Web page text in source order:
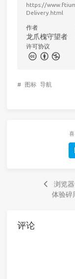
https://
Delivery.html
作者
龙爪槐守望者
许可协议
# 图标 导航
浏览
体验碎
评论